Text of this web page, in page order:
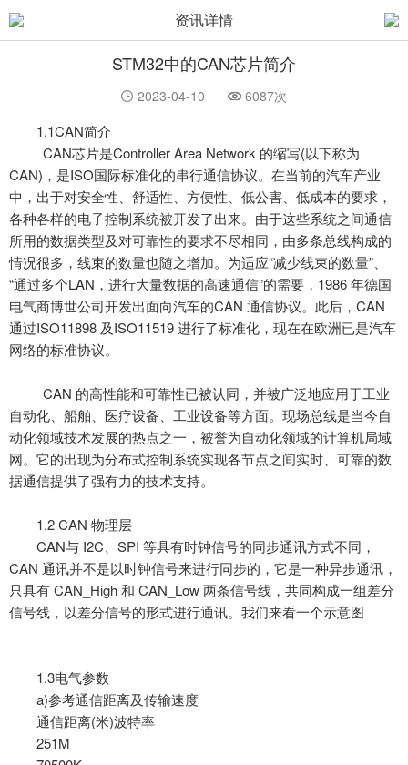
资讯详情
STM32中的CAN芯片简介
2023-04-10 6087次
1.1CAN简介
CAN芯片是Controller Area Network 的缩写(以下称为
CAN)，是ISO国际标准化的串行通信协议。在当前的汽车产业
中，出于对安全性、舒适性、方便性、低公害、低成本的要求，
各种各样的电子控制系统被开发了出来。由于这些系统之间通信
所用的数据类型及对可靠性的要求不尽相同，由多条总线构成的
情况很多，线束的数量也随之增加。为适应“减少线束的数量”、
“通过多个LAN，进行大量数据的高速通信”的需要，1986 年德国
电气商博世公司开发出面向汽车的CAN 通信协议。此后，CAN
通过ISO11898 及ISO11519 进行了标准化，现在在欧洲已是汽车
网络的标准协议。
CAN 的高性能和可靠性已被认同，并被广泛地应用于工业
自动化、船舶、医疗设备、工业设备等方面。现场总线是当今自
动化领域技术发展的热点之一，被誉为自动化领域的计算机局域
网。它的出现为分布式控制系统实现各节点之间实时、可靠的数
据通信提供了强有力的技术支持。
1.2 CAN 物理层
CAN与 I2C、SPI 等具有时钟信号的同步通讯方式不同，
CAN 通讯并不是以时钟信号来进行同步的，它是一种异步通讯，
只具有 CAN_High 和 CAN_Low 两条信号线，共同构成一组差分
信号线，以差分信号的形式进行通讯。我们来看一个示意图
1.3电气参数
a)参考通信距离及传输速度
通信距离(米)波特率
251M